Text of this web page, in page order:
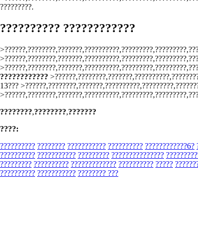
?????????.
?????????? ????????????
????????????
13???
????????,????????,???????
????:
?????????? ???????? ??????????? ?????????? ????????????6?
?????????? ??????????? ????????? ???????????????
????????? ?????????? ????????????? ?????????? ?????
?????????? ??????????? ???????? ???